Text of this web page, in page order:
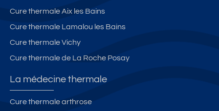
Cure thermale Aix les Bains
Cure thermale Lamalou les Bains
Cure thermale Vichy
Cure thermale de La Roche Posay
La médecine thermale
Cure thermale arthrose